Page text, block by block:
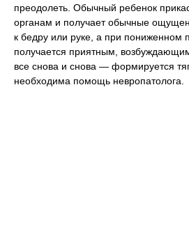
преодолеть. Обычный ребенок
органам и получает обычные
к бедру или руке, а при пониженном
получается приятным,
все снова и снова — формируется
необходима помощь невропатолога.